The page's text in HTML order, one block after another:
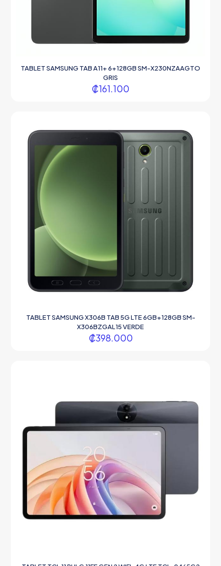
TABLET SAMSUNG TAB A11+ 6+128GB SM-X230NZAAGTO
GRIS
₡161.100
TABLET SAMSUNG X306B TAB 5G LTE 6GB+128GB SM-
X306BZGAL15 VERDE
₡398.000